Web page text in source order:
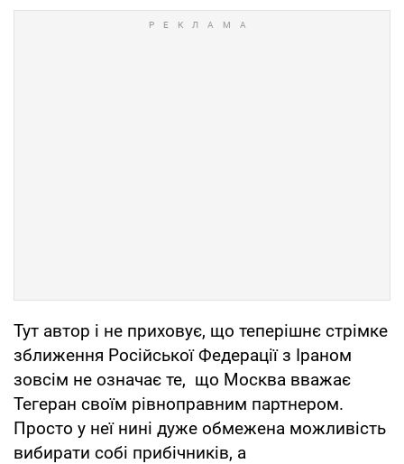
Тут автор і не приховує, що теперішнє стрімке
зближення Російської Федерації з Іраном
зовсім не означає те, що Москва вважає
Тегеран своїм рівноправним партнером.
Просто у неї нині дуже обмежена можливість
вибирати собі прибічників, а